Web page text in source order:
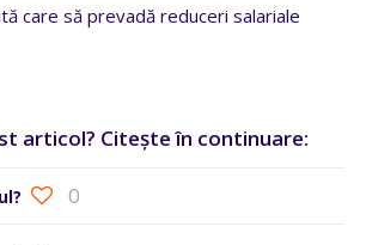
care să prevadă reduceri salariale
articol? Citește în continuare:
0